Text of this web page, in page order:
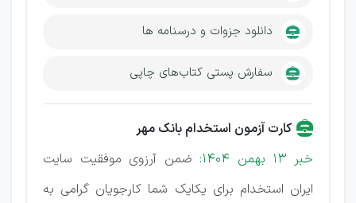
دانلود جزوات و درسنامه ها
سفارش پستی کتاب‌های چاپی
کارت آزمون استخدام بانک مهر
خبر 13 بهمن 1404:
ضمن آرزوی موفقیت سایت
ایران استخدام برای یکایک شما کارجویان گرامی به